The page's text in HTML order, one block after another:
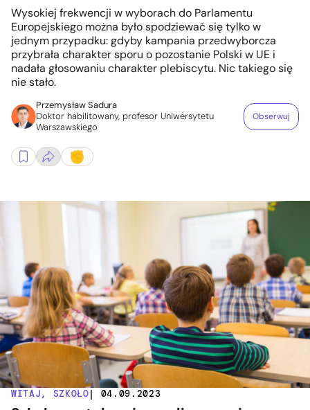
Wysokiej frekwencji w wyborach do Parlamentu
Europejskiego można było spodziewać się tylko w
jednym przypadku: gdyby kampania przedwyborcza
przybrała charakter sporu o pozostanie Polski w UE i
nadała głosowaniu charakter plebiscytu. Nic takiego się
nie stało.
Przemysław Sadura
Doktor habilitowany, profesor Uniwersytetu
Warszawskiego
Obserwuj
WITAJ, SZKOŁO| 04.09.2023